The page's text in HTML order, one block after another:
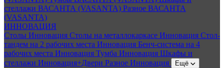
стеллажи ВАСАНТА (VASANTA) Разное ВАСАНТА
(VASANTA)
ИННОВАЦИЯ
Столы Инновация Столы на металлокаркасе Инновация Стол-
тандем на 2 рабочих места Инновация Бенч-система на 4
рабочих места Инновация Тумба Инновация Шкафы и
стеллажи Инновация+Двери Разное Инновация Ещё